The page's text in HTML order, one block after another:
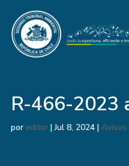
R-466-2023
por editor |Jul 8, 2024 |Avisos